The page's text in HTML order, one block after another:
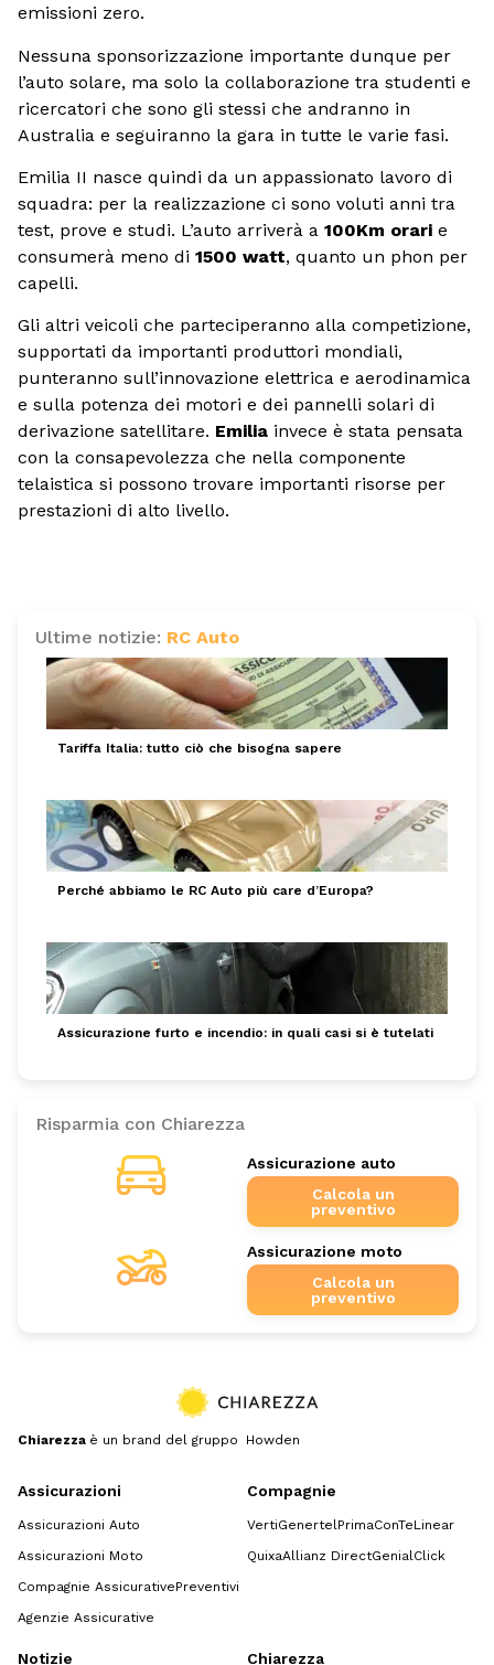
emissioni zero.
Nessuna sponsorizzazione importante dunque per
l’auto solare, ma solo la collaborazione tra studenti e
ricercatori che sono gli stessi che andranno in
Australia e seguiranno la gara in tutte le varie fasi.
Emilia II nasce quindi da un appassionato lavoro di
squadra: per la realizzazione ci sono voluti anni tra
test, prove e studi. L’auto arriverà a 100Km orari e
consumerà meno di 1500 watt, quanto un phon per
capelli.
Gli altri veicoli che parteciperanno alla competizione,
supportati da importanti produttori mondiali,
punteranno sull’innovazione elettrica e aerodinamica
e sulla potenza dei motori e dei pannelli solari di
derivazione satellitare. Emilia invece è stata pensata
con la consapevolezza che nella componente
telaistica si possono trovare importanti risorse per
prestazioni di alto livello.
Ultime notizie: RC Auto
Tariffa Italia: tutto ciò che bisogna sapere
Perché abbiamo le RC Auto più care d’Europa?
Assicurazione furto e incendio: in quali casi si è tutelati
Risparmia con Chiarezza
Assicurazione auto
Calcola un
preventivo
Assicurazione moto
Calcola un
preventivo
Chiarezza è un brand del gruppo Howden
Assicurazioni
Assicurazioni Auto
Assicurazioni Moto
Compagnie AssicurativePreventivi
Agenzie Assicurative
Compagnie
VertiGenertelPrimaConTeLinear
QuixaAllianz DirectGenialClick
Notizie Chiarezza